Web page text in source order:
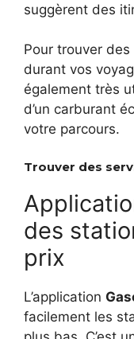
suggèrent des
Pour trouver
durant vos
également très
d’un carburant
votre parcours.
Trouver des
des
prix
L’application
facilement les